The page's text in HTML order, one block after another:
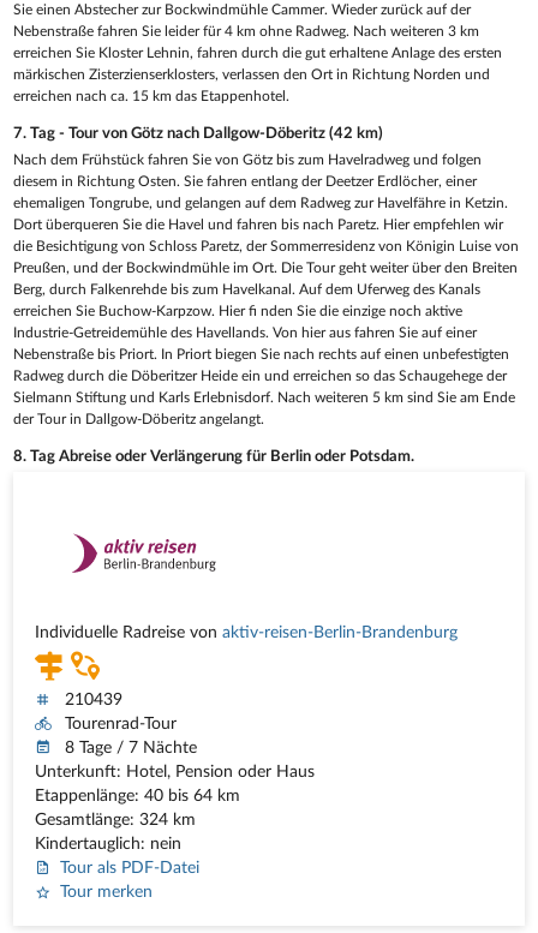
Sie einen Abstecher zur Bockwindmühle Cammer. Wieder zurück auf der
Nebenstraße fahren Sie leider für 4 km ohne Radweg. Nach weiteren 3 km
erreichen Sie Kloster Lehnin, fahren durch die gut erhaltene Anlage des ersten
märkischen Zisterzienserklosters, verlassen den Ort in Richtung Norden und
erreichen nach ca. 15 km das Etappenhotel.
7. Tag - Tour von Götz nach Dallgow-Döberitz (42 km)
Nach dem Frühstück fahren Sie von Götz bis zum Havelradweg und folgen
diesem in Richtung Osten. Sie fahren entlang der Deetzer Erdlöcher, einer
ehemaligen Tongrube, und gelangen auf dem Radweg zur Havelfähre in Ketzin.
Dort überqueren Sie die Havel und fahren bis nach Paretz. Hier empfehlen wir
die Besichtigung von Schloss Paretz, der Sommerresidenz von Königin Luise von
Preußen, und der Bockwindmühle im Ort. Die Tour geht weiter über den Breiten
Berg, durch Falkenrehde bis zum Havelkanal. Auf dem Uferweg des Kanals
erreichen Sie Buchow-Karpzow. Hier fi nden Sie die einzige noch aktive
Industrie-Getreidemühle des Havellands. Von hier aus fahren Sie auf einer
Nebenstraße bis Priort. In Priort biegen Sie nach rechts auf einen unbefestigten
Radweg durch die Döberitzer Heide ein und erreichen so das Schaugehege der
Sielmann Stiftung und Karls Erlebnisdorf. Nach weiteren 5 km sind Sie am Ende
der Tour in Dallgow-Döberitz angelangt.
8. Tag Abreise oder Verlängerung für Berlin oder Potsdam.
Individuelle Radreise vonaktiv-reisen-Berlin-Brandenburg
210439
Tourenrad-Tour
8 Tage / 7 Nächte
Unterkunft: Hotel, Pension oder Haus
Etappenlänge: 40 bis 64 km
Gesamtlänge: 324 km
Kindertauglich: nein
Tour als PDF-Datei
Tour merken